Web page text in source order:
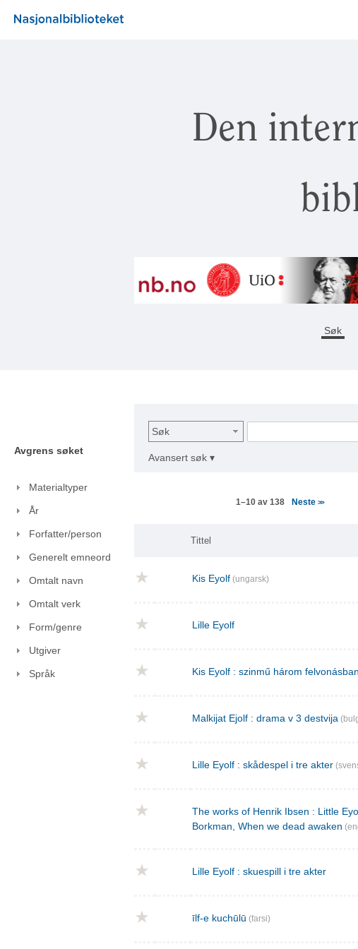
Den
Søk
Avgrens søket
Materialtyper
År
Forfatter/person
Generelt emneord
Omtalt navn
Omtalt verk
Form/genre
Utgiver
Språk
Søk
Avansert søk ▾
1–10 av 138 Neste >>
Tittel
Kis Eyolf (ungarsk)
Lille Eyolf
Kis Eyolf : szinmű három felvonásban
Malkijat Ejolf : drama v 3 destvija
Lille Eyolf : skådespel i tre akter
The works of Henrik Ibsen : Little
Borkman, When we dead awaken
Lille Eyolf : skuespill i tre akter
īlf-e kuchūlū (farsi)